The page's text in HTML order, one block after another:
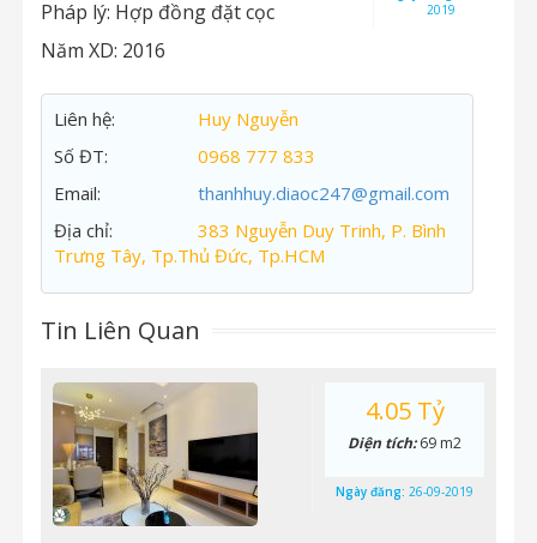
Pháp lý: Hợp đồng đặt cọc
Năm XD: 2016
2019
Liên hệ:
Huy Nguyễn
Số ĐT:
0968 777 833
Email:
thanhhuy.diaoc247@gmail.com
Địa chỉ:
383 Nguyễn Duy Trinh, P. Bình
Trưng Tây, Tp.Thủ Đức, Tp.HCM
Tin Liên Quan
4.05 Tỷ
Diện tích:69 m2
Ngày đăng: 26-09-2019